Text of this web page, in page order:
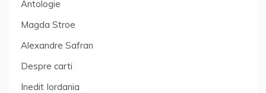
Antologie
Magda Stroe
Alexandre Safran
Despre carti
Inedit Iordania